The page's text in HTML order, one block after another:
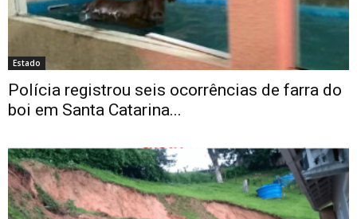
Estado
Polícia registrou seis ocorrências de farra do
boi em Santa Catarina...